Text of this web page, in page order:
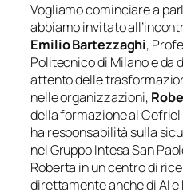
Vogliamo cominciare a
abbiamo invitato
Emilio Bartezzaghi,
Politecnico di Milano e da
attento delle
nelle organizzazioni,
della formazione al Cefriel
ha responsabilità sulla
nel Gruppo Intesa San
Roberta in un centro di
direttamente anche di AI